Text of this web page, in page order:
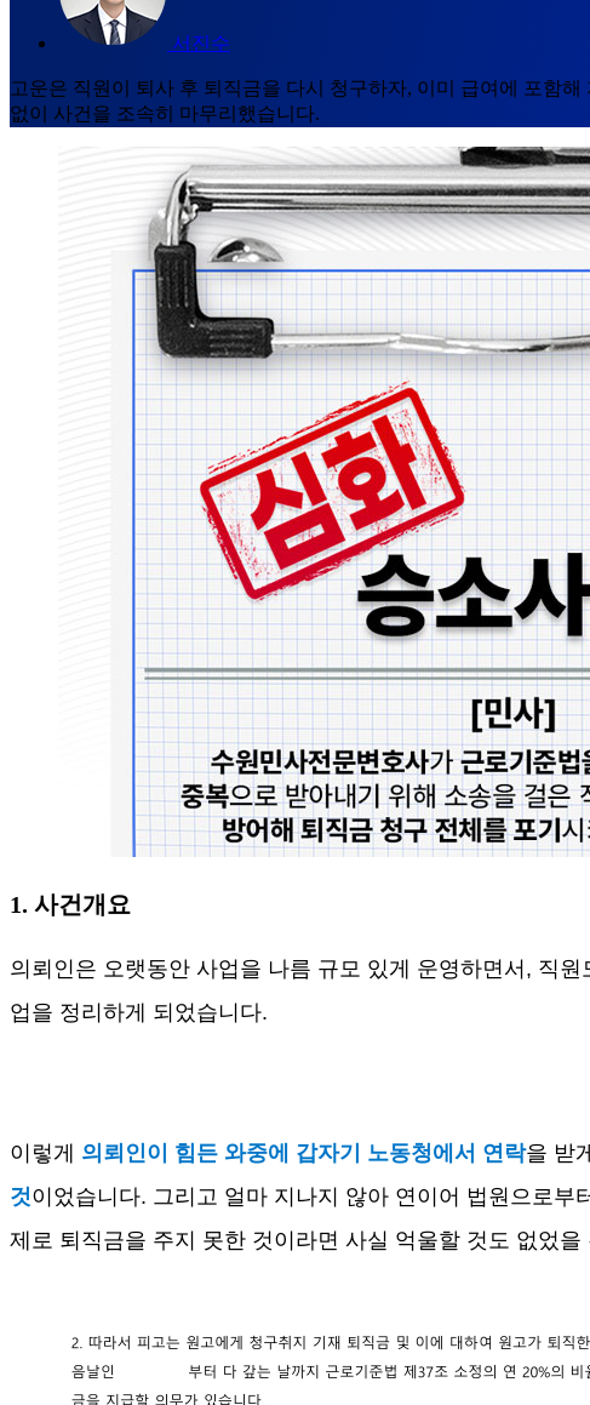
서진수
고운은 직원이 퇴사 후 퇴직금을 다시 청구하자, 이미 급여에 포함
없이 사건을 조속히 마무리했습니다.
1. 사건개요
의뢰인은 오랫동안 사업을 나름 규모 있게 운영하면서 , 직원
업을 정리하게 되었습니다.
이렇게 의뢰인이 힘든 와중에 갑자기 노동청에서 연락을 받
것이었습니다. 그리고 얼마 지나지 않아 연이어 법원으로
제로 퇴직금을 주지 못한 것이라면 사실 억울할 것도 없었을